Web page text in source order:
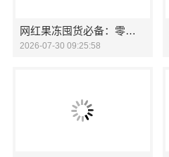
网红果冻囤货必备：零食大明星打造健*味新选择
2026-07-30 09:25:58